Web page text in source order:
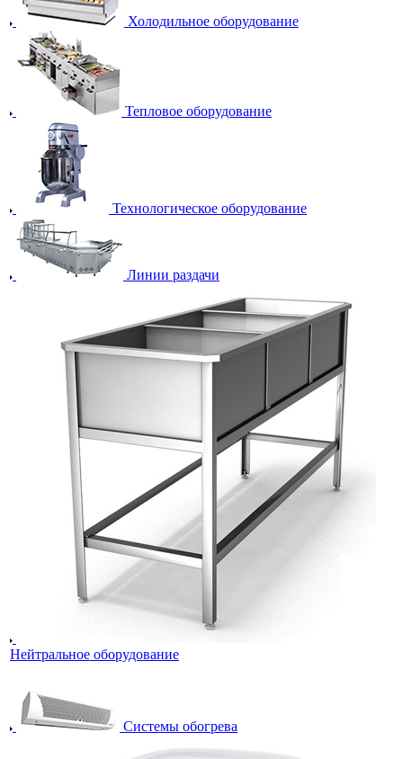
Холодильное оборудование
Тепловое оборудование
Технологическое оборудование
Линии раздачи
Нейтральное оборудование
Системы обогрева